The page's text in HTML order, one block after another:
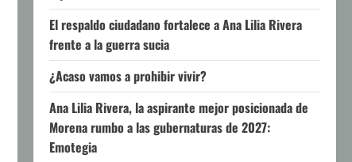
El respaldo ciudadano fortalece a Ana Lilia Rivera
frente a la guerra sucia
¿Acaso vamos a prohibir vivir?
Ana Lilia Rivera, la aspirante mejor posicionada de
Morena rumbo a las gubernaturas de 2027:
Emotegia